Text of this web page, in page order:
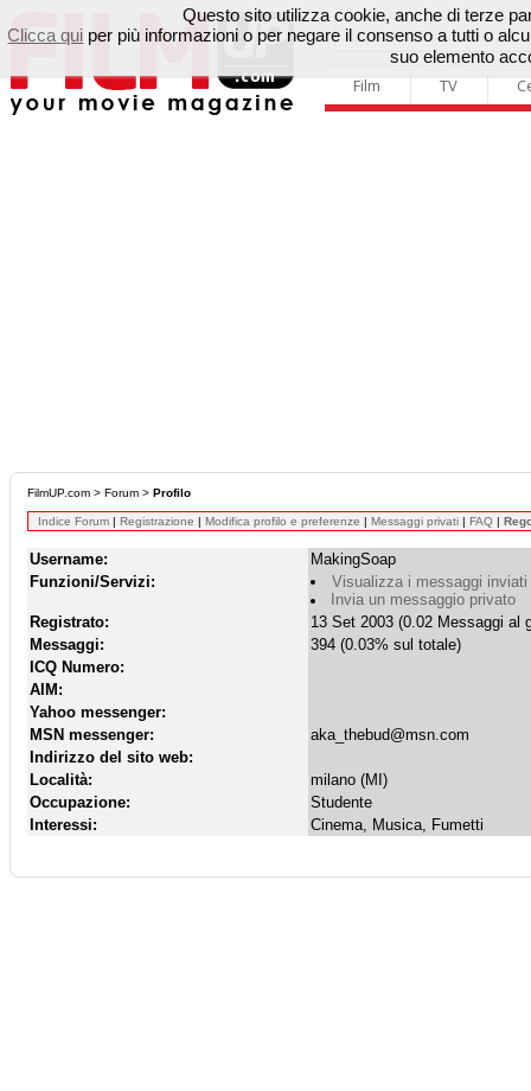
Film TV
FilmUP.com > Forum > Profilo
Indice Forum | Registrazione | Modifica profilo e preferenze | Messaggi privati | FAQ |
Username:
MakingSoap
Funzioni/Servizi:
Visualizza i messaggi
Invia un messaggio privato
Registrato:
13 Set 2003 (0.02 Messaggi al
Messaggi:
394 (0.03% sul totale)
ICQ Numero:
AIM:
Yahoo messenger:
MSN messenger:
aka_thebud@msn.com
Indirizzo del sito web:
Località:
milano (MI)
Occupazione:
Studente
Interessi:
Cinema, Musica, Fumetti
Questo sito utilizza cookie, anche di terze
Clicca qui per più informazioni o per negare il consenso a tutti o
suo elemento